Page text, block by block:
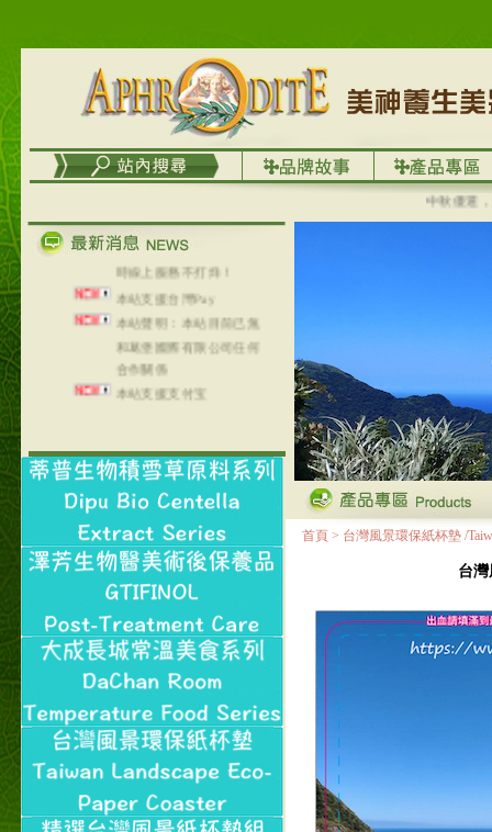
中秋優選，大
在外租屋者、居住處無管
理員、不方便在工作地點
取件者，歡迎多多使用
【郵局i郵箱】的服務喔～
【i郵箱】設立的地點，請
進入內頁連結～
Line@aphrodite2020 24小
時線上服務不打烊！
本站支援台灣Pay
本站聲明：本站目前已無
和葛堡國際有限公司任何
合作關係
本站支援支付宝
2017年1月1日起，中国大
首頁 > 台灣風景環保紙杯墊 /
台灣